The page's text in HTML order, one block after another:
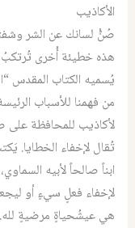
الأكاذيب
هذه خطيئة أُخرى تُرتكبُ
من فهمنا للأسباب
لأكاذيب للمحافظة على
تُقال لإخفاء الخطايا.
ابناً صالحاً لأبيه
لإخفاء فعلٍ سيءٍ أو
هي عيشُحياةٍ مرضيةٍ لله.